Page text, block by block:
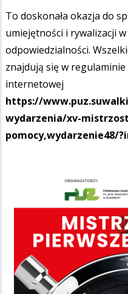
To doskonała okazja do
umiejętności i rywalizacji
odpowiedzialności.
znajdują się w
internetowej
https://
wydarzenia/xv-
pomocy,wydarzenie48/